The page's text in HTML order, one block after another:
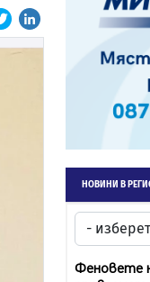
НОВИНИ В
Феновете